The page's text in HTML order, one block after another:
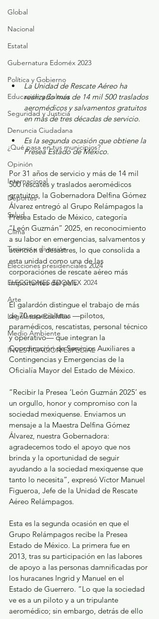
Global
Nacional
Estatal
Gubernatura Edoméx 2023
Política y Gobierno
Educación y Cultura
Seguridad y Justicia
Denuncia Ciudadana
¿Qué pasa en tus municipios?
Opinión
Internacional
Deportes
Salud
Clima
Turismo y diversión
Elecciones presidenciales 2024
ELECCIONES EDOMEX 2024
Arte
Legislatura EdoMéx
Medio Ambiente
INVESTIGACIÓN ESPECIAL
La Unidad de Rescate Aéreo ha
realizado más de 14 mil 500 traslados
aeromédicos y salvamentos gratuitos
en más de tres décadas de servicio.
Es la segunda ocasión que obtiene la
Presea Estado de México.
Por 31 años de servicio y más de 14 mil
500 rescates y traslados aeromédicos
gratuitos, la Gobernadora Delfina Gómez
Álvarez entregó al Grupo Relámpagos la
Presea Estado de México, categoría
“León Guzmán” 2025, en reconocimiento
a su labor en emergencias, salvamentos y
atención a desastres, lo que consolida a
esta unidad como una de las
corporaciones de rescate aéreo más
importantes del país.
El galardón distingue el trabajo de más
de 70 especialistas —pilotos,
paramédicos, rescatistas, personal técnico
y operativo— que integran la
Coordinación de Servicios Auxiliares a
Contingencias y Emergencias de la
Oficialía Mayor del Estado de México.
“Recibir la Presea ‘León Guzmán 2025’ es
un orgullo, honor y compromiso con la
sociedad mexiquense. Enviamos un
mensaje a la Maestra Delfina Gómez
Álvarez, nuestra Gobernadora:
agradecemos todo el apoyo que nos
brinda y la oportunidad de seguir
ayudando a la sociedad mexiquense que
tanto lo necesita”, expresó Víctor Manuel
Figueroa, Jefe de la Unidad de Rescate
Aéreo Relámpagos.
Esta es la segunda ocasión en que el
Grupo Relámpagos recibe la Presea
Estado de México. La primera fue en
2013, tras su participación en las labores
de apoyo a las personas damnificadas por
los huracanes Ingrid y Manuel en el
Estado de Guerrero. “Lo que la sociedad
ve es a un piloto y a un tripulante
aeromédico; sin embargo, detrás de ello